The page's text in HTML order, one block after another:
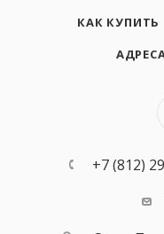
КАК КУПИТЬ
+7 (812)